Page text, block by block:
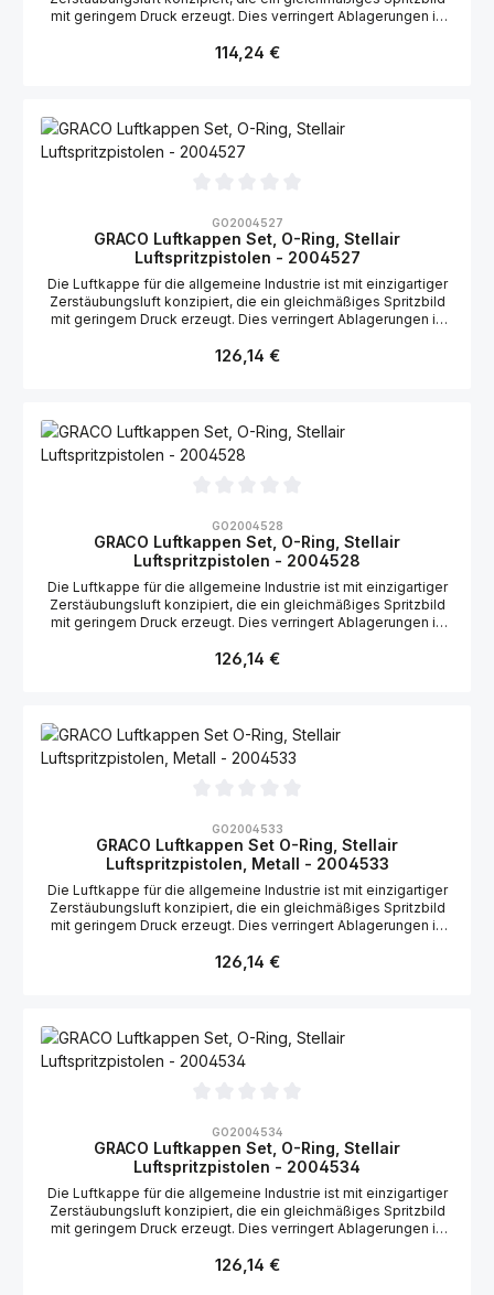
mit geringem Druck erzeugt. Dies verringert Ablagerungen in
konventionell, wasserbasiert: 2006151, 2004177 Geeignet für
Regulärer Preis:
114,24 €
GO2004527
GRACO Luftkappen Set, O-Ring, Stellair
Luftspritzpistolen - 2004527
Die Luftkappe für die allgemeine Industrie ist mit einzigartiger
Zerstäubungsluft konzipiert, die ein gleichmäßiges Spritzbild
mit geringem Druck erzeugt. Dies verringert Ablagerungen in
Luftspritzpistolen: 2004146, 2004147, 2004145, 2004157
Regulärer Preis:
126,14 €
GO2004528
GRACO Luftkappen Set, O-Ring, Stellair
Luftspritzpistolen - 2004528
Die Luftkappe für die allgemeine Industrie ist mit einzigartiger
Zerstäubungsluft konzipiert, die ein gleichmäßiges Spritzbild
mit geringem Druck erzeugt. Dies verringert Ablagerungen in
Luftspritzpistolen: 2004145, 2004158
Regulärer Preis:
126,14 €
GO2004533
GRACO Luftkappen Set O-Ring, Stellair
Luftspritzpistolen, Metall - 2004533
Die Luftkappe für die allgemeine Industrie ist mit einzigartiger
Zerstäubungsluft konzipiert, die ein gleichmäßiges Spritzbild
mit geringem Druck erzeugt. Dies verringert Ablagerungen in
2004149
Regulärer Preis:
126,14 €
GO2004534
GRACO Luftkappen Set, O-Ring, Stellair
Luftspritzpistolen - 2004534
Die Luftkappe für die allgemeine Industrie ist mit einzigartiger
Zerstäubungsluft konzipiert, die ein gleichmäßiges Spritzbild
mit geringem Druck erzeugt. Dies verringert Ablagerungen in
2004150
Regulärer Preis:
126,14 €